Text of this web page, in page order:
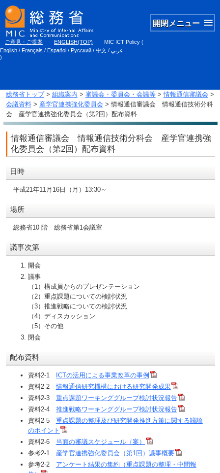
開閉メニュー
ご意見・ご提案 ENGLISH(TOP) MIC ICT Policy (
English / Français / Español / Русский / 中文 / عربي
)
総務省トップ> 組織案内 > 審議会・委員会・会議等>情報通信審議会 >
会議資料> 産学官連携強化委員会 > 情報通信審議会 情報通信技術分科
会 産学官連携強化委員会（第2回）配布資料
情報通信審議会 情報通信技術分科会 産学官連携強
化委員会（第2回）配布資料
日時
平成21年11月16日（月）13:30～
場所
総務省10 階 総務省第1会議室
議事次第
開会
議事
（1）構成員からのプレゼンテーション
（2）重点課題についての検討状況
（3）推進戦略についての検討状況
（4）ディスカッション
（5）その他
閉会
配布資料
資料2-1
ICTの活用による事業改革の事例
資料2-2情報通信研究機構における研究開発成果
資料2-3 重点課題ワーキンググループ検討状況報告
資料2-4 推進戦略ワーキンググループ検討状況報告
資料2-5 重点課題の整理及び研究開発推進方策に関する議論
のポイント
資料2-6 当面の審議スケジュール（案）
参考2-1 産学官連携強化委員会（第1回）議事概要
参考2-2 アンケート結果の集約（重点課題の整理・中間報